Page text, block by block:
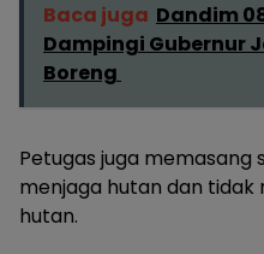
Baca juga Dandim
Dampingi Gubernur
Boreng
Petugas juga memasang
menjaga hutan dan
hutan.